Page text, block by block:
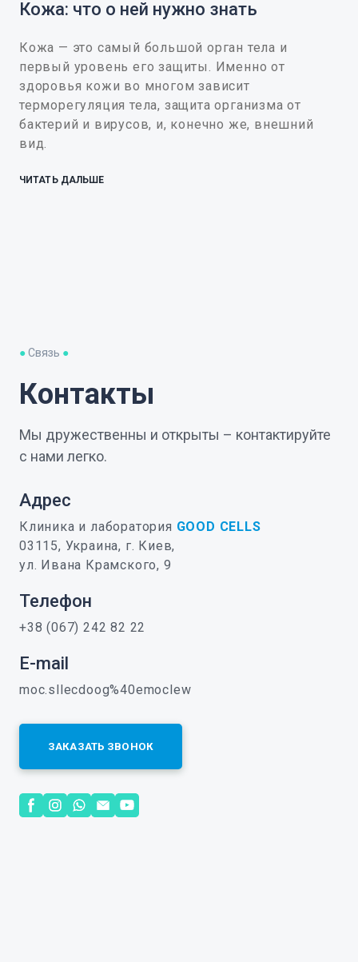
Кожа: что о ней нужно знать
Кожа — это самый большой орган тела и
первый уровень его защиты. Именно от
здоровья кожи во многом зависит
терморегуляция тела, защита организма от
бактерий и вирусов, и, конечно же, внешний
вид.
ЧИТАТЬ ДАЛЬШЕ
●Связь ●
Контакты
Мы дружественны и открыты – контактируйте
с нами легко.
Адрес
Клиника и лаборатория GOOD CELLS
03115, Украина, г. Киев,
ул. Ивана Крамского, 9
Телефон
+38 (067) 242 82 22
E-mail
moc.sllecdoog%40emoclew
ЗАКАЗАТЬ ЗВОНОК